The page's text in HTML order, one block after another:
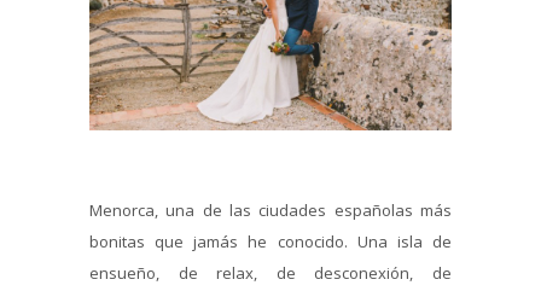
Menorca, una de las ciudades españolas más
bonitas que jamás he conocido. Una isla de
ensueño, de relax, de desconexión, de